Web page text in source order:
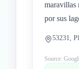
maravillas
por sus
53231,
Source: